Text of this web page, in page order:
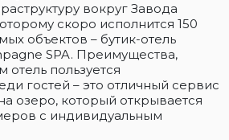
вокруг Завода
скоро исполнится 150
объектов – бутик-отель
SPA. Преимущества,
пользуется
гостей – это отличный сервис
озеро, который открывается
с индивидуальным